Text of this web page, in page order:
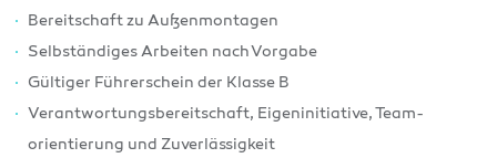
Bereitschaft zu Außenmontagen
Selbständiges Arbeiten nach Vorgabe
Gültiger Führerschein der Klasse B
Verantwortungsbereitschaft, Eigen­initiative, Team­
orientierung und Zuverlässigkeit